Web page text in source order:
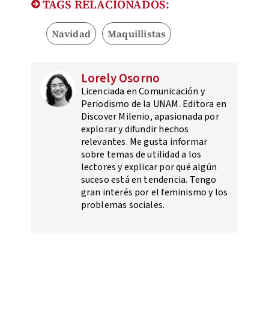
TAGS RELACIONADOS:
Navidad Maquillistas
Lorely Osorno
Licenciada en Comunicación y
Periodismo de la UNAM. Editora en
Discover Milenio, apasionada por
explorar y difundir hechos
relevantes. Me gusta informar
sobre temas de utilidad a los
lectores y explicar por qué algún
suceso está en tendencia. Tengo
gran interés por el feminismo y los
problemas sociales.